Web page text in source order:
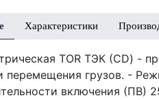
Характеристики
TOR ТЭК (CD) -
перемещения грузов. -
включения (ПВ)